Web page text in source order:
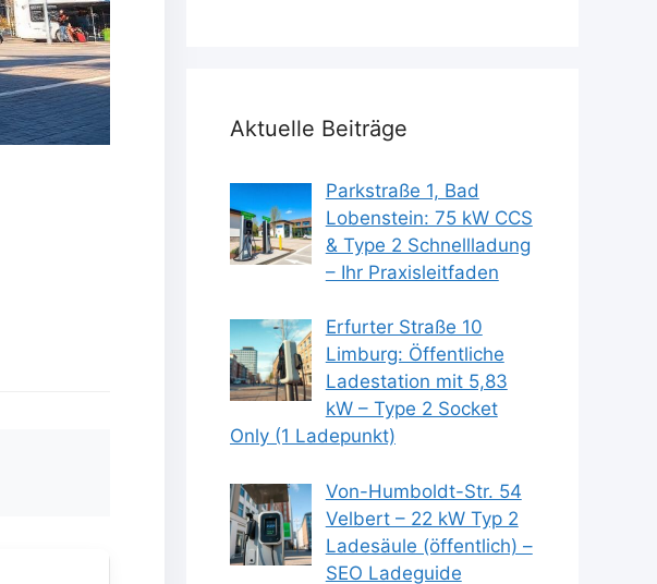
Aktuelle Beiträge
Parkstraße 1, Bad
Lobenstein: 75 kW CCS
& Type 2 Schnellladung
– Ihr Praxisleitfaden
Erfurter Straße 10
Limburg: Öffentliche
Ladestation mit 5,83
kW – Type 2 Socket
Only (1 Ladepunkt)
Von-Humboldt-Str. 54
Velbert – 22 kW Typ 2
Ladesäule (öffentlich) –
SEO Ladeguide